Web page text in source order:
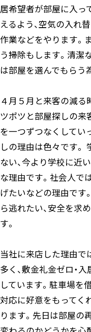
居希望者が部屋に入っ
えるよう、空気の入れ
作業などをやります。
う掃除もします。清潔
は部屋を選んでもらう
４月５月と来客の減る
ツポツと部屋探しの来
を一つずつなくしてい
しの理由は色々です。
ない、今より学校に近
な理由です。社会人で
げたいなどの理由です
ら逃れたい、安全を求
す。
当社に来店した理由で
多く、敷金礼金ゼロ・
しています。駐車場を
対応に好意をもってく
ります。先日は部屋の